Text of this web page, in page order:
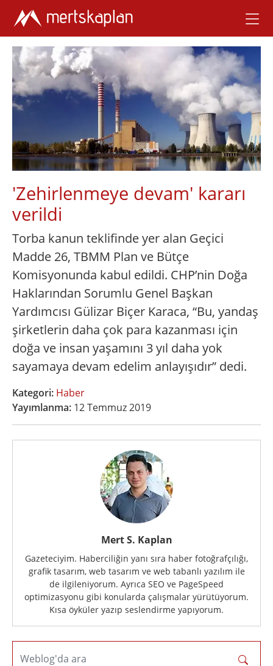
'Zehirlenmeye devam' kararı
verildi
Torba kanun teklifinde yer alan Geçici
Madde 26, TBMM Plan ve Bütçe
Komisyonunda kabul edildi. CHP’nin Doğa
Haklarından Sorumlu Genel Başkan
Yardımcısı Gülizar Biçer Karaca, “Bu, yandaş
şirketlerin daha çok para kazanması için
doğa ve insan yaşamını 3 yıl daha yok
sayamaya devam edelim anlayışıdır” dedi.
Kategori: Haber
Yayımlanma: 12 Temmuz 2019
Mert S. Kaplan
Gazeteciyim. Haberciliğin yanı sıra haber fotoğrafçılığı,
grafik tasarım, web tasarım ve web tabanlı yazılım ile
de ilgileniyorum. Ayrıca SEO ve PageSpeed
optimizasyonu gibi konularda çalışmalar yürütüyorum.
Kısa öyküler yazıp seslendirme yapıyorum.
Weblog'da ara